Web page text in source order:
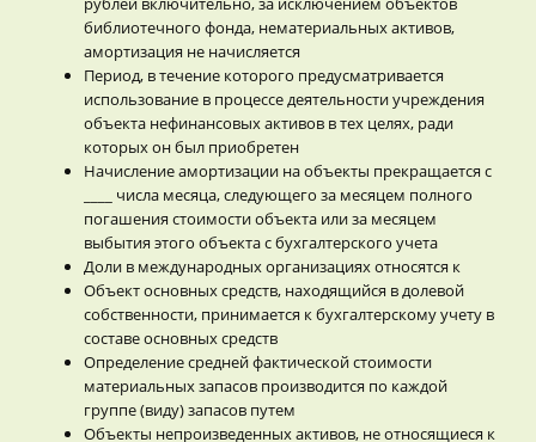
библиотечного фонда, нематериальных активов,
амортизация не начисляется
Период, в течение которого предусматривается
использование в процессе деятельности учреждения
объекта нефинансовых активов в тех целях, ради
которых он был приобретен
Начисление амортизации на объекты прекращается с
____ числа месяца, следующего за месяцем полного
погашения стоимости объекта или за месяцем
выбытия этого объекта с бухгалтерского учета
Доли в международных организациях относятся к
Объект основных средств, находящийся в долевой
собственности, принимается к бухгалтерскому учету в
составе основных средств
Определение средней фактической стоимости
материальных запасов производится по каждой
группе (виду) запасов путем
Объекты непроизведенных активов, не относящиеся к